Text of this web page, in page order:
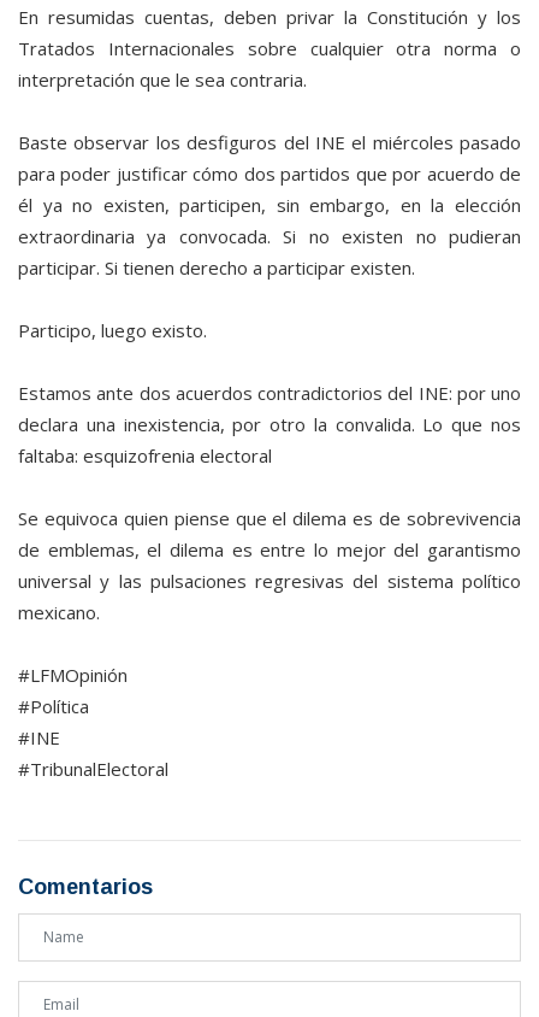
En resumidas cuentas, deben privar la Constitución y los
Tratados Internacionales sobre cualquier otra norma o
interpretación que le sea contraria.
Baste observar los desfiguros del INE el miércoles pasado
para poder justificar cómo dos partidos que por acuerdo de
él ya no existen, participen, sin embargo, en la elección
extraordinaria ya convocada. Si no existen no pudieran
participar. Si tienen derecho a participar existen.
Participo, luego existo.
Estamos ante dos acuerdos contradictorios del INE: por uno
declara una inexistencia, por otro la convalida. Lo que nos
faltaba: esquizofrenia electoral
Se equivoca quien piense que el dilema es de sobrevivencia
de emblemas, el dilema es entre lo mejor del garantismo
universal y las pulsaciones regresivas del sistema político
mexicano.
#LFMOpinión
#Política
#INE
#TribunalElectoral
Comentarios